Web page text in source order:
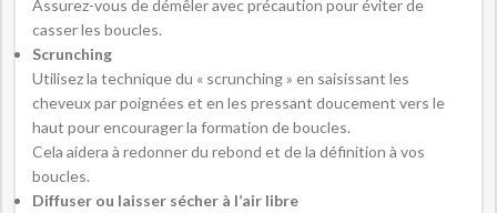
Assurez-vous de démêler avec précaution pour éviter de
casser les boucles.
Scrunching
Utilisez la technique du « scrunching » en saisissant les
cheveux par poignées et en les pressant doucement vers le
haut pour encourager la formation de boucles.
Cela aidera à redonner du rebond et de la définition à vos
boucles.
Diffuser ou laisser sécher à l’air libre